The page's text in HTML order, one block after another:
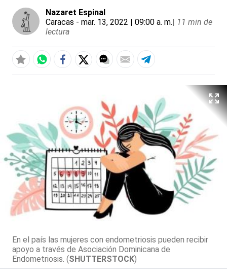
Nazaret Espinal
Caracas - mar. 13, 2022 | 09:00 a. m.| 11 min de
lectura
En el país las mujeres con endometriosis pueden recibir
apoyo a través de Asociación Dominicana de
Endometriosis. (SHUTTERSTOCK)